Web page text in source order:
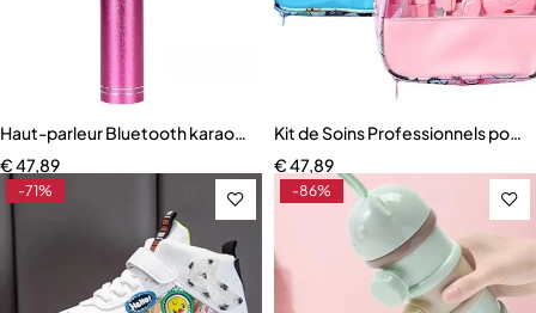
Haut-parleur Bluetooth karaoké avec microphone, changeur de
€47,89
Kit de Soins Professionnels pour
€47,89
-71% -86%